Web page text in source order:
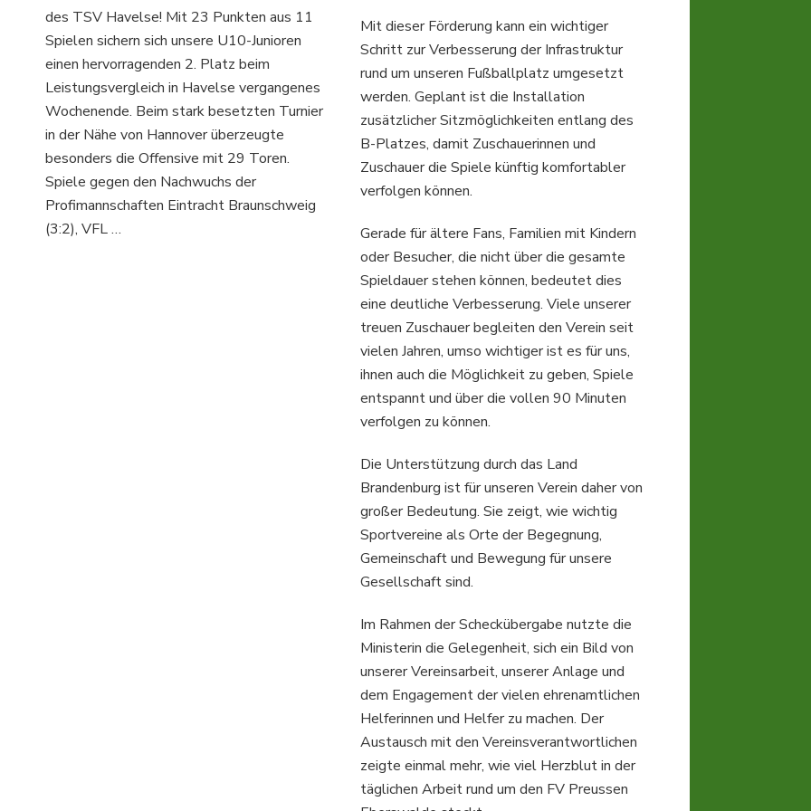
in
2
gegen
des TSV Havelse! Mit 23 Punkten aus 11
Spielen sichern sich unsere U10-Junioren
einen hervorragenden 2. Platz beim
Leistungsvergleich in Havelse vergangenes
Wochenende. Beim stark besetzten Turnier
in der Nähe von Hannover überzeugte
besonders die Offensive mit 29 Toren.
Spiele gegen den Nachwuchs der
Profimannschaften Eintracht Braunschweig
(3:2), VFL …
Sitzgelegenheiten
Mit dieser Förderung kann ein wichtiger
Schritt zur Verbesserung der Infrastruktur
rund um unseren Fußballplatz umgesetzt
werden. Geplant ist die Installation
zusätzlicher Sitzmöglichkeiten entlang des
B-Platzes, damit Zuschauerinnen und
Zuschauer die Spiele künftig komfortabler
verfolgen können.
Gerade für ältere Fans, Familien mit Kindern
oder Besucher, die nicht über die gesamte
Spieldauer stehen können, bedeutet dies
eine deutliche Verbesserung. Viele unserer
treuen Zuschauer begleiten den Verein seit
vielen Jahren, umso wichtiger ist es für uns,
ihnen auch die Möglichkeit zu geben, Spiele
entspannt und über die vollen 90 Minuten
verfolgen zu können.
Die Unterstützung durch das Land
Brandenburg ist für unseren Verein daher von
großer Bedeutung. Sie zeigt, wie wichtig
Sportvereine als Orte der Begegnung,
Gemeinschaft und Bewegung für unsere
Gesellschaft sind.
Im Rahmen der Scheckübergabe nutzte die
Ministerin die Gelegenheit, sich ein Bild von
unserer Vereinsarbeit, unserer Anlage und
dem Engagement der vielen ehrenamtlichen
Helferinnen und Helfer zu machen. Der
Austausch mit den Vereinsverantwortlichen
zeigte einmal mehr, wie viel Herzblut in der
täglichen Arbeit rund um den FV Preussen